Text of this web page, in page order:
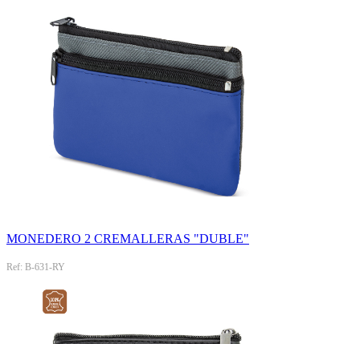
MONEDERO 2 CREMALLERAS "DUBLE"
Ref: B-631-RY